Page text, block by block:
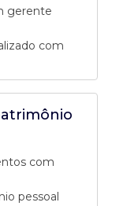
com
pessoal
gerente
com